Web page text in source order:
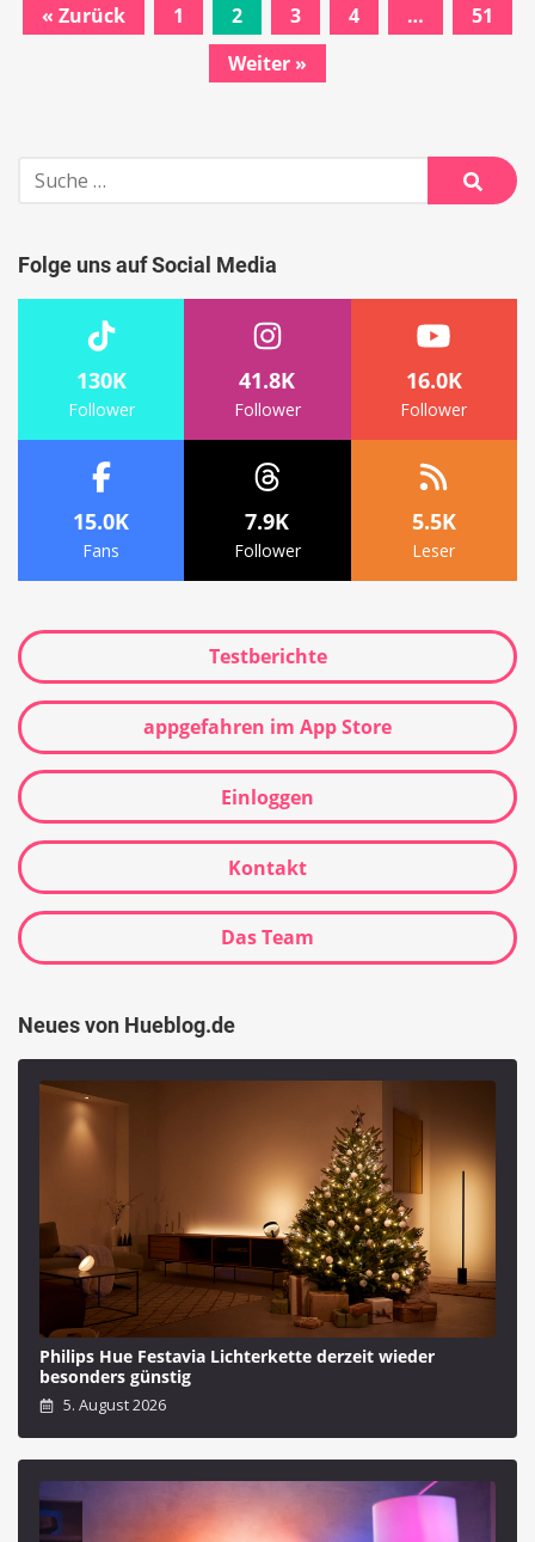
« Zurück 1 2 3 4 …
51
Weiter »
Suche
nach:
Suche
Folge uns auf Social Media
130K
Follower
41.8K
Follower
16.0K
Follower
15.0K
Fans
7.9K
Follower
5.5K
Leser
Testberichte
appgefahren im App Store
Einloggen
Kontakt
Das Team
Neues von Hueblog.de
Philips Hue Festavia Lichterkette derzeit wieder
besonders günstig
5. August 2026